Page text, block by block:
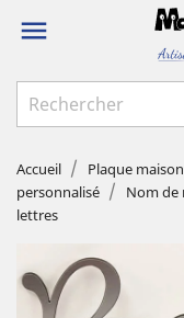

Accueil Plaque
personnalisé
Nom de
lettres